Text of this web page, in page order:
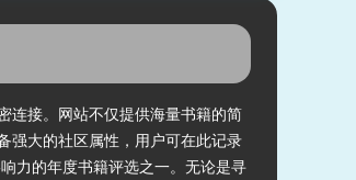
及认证内容，将品牌优势、课程
现 “从学习到成长再到职业提
闭环体验。
连接。网站不仅提供海量书籍的简
强大的社区属性，用户可在此记录
力的年度书籍评选之一。无论是寻